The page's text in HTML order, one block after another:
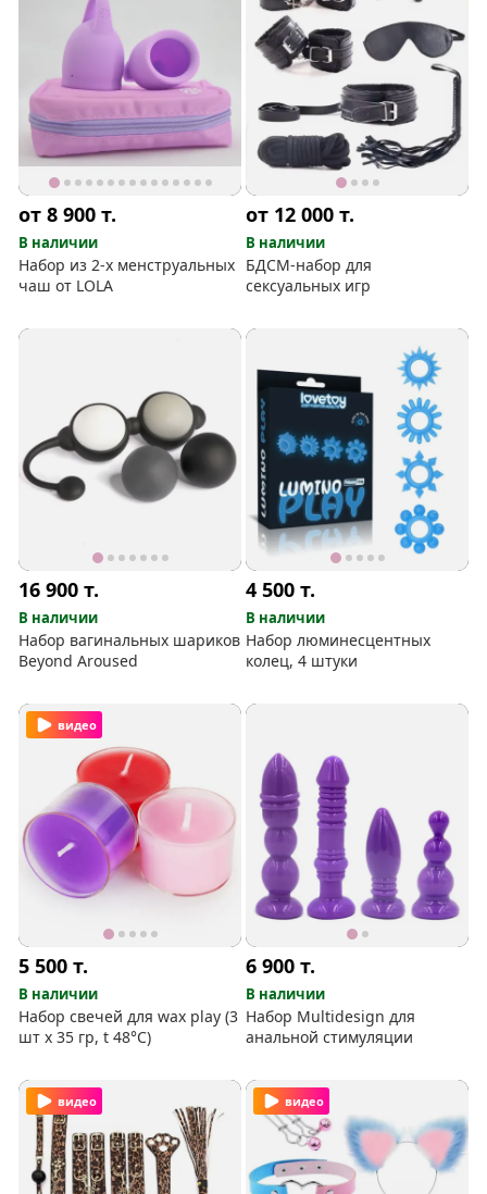
от 8 900т.
В наличии
Набор из 2-х менструальных
чаш от LOLA
от 12 000т.
В наличии
БДСМ-набор для
сексуальных игр
16 900т.
В наличии
Набор вагинальных шариков
Beyond Aroused
4 500т.
В наличии
Набор люминесцентных
колец, 4 штуки
видео
5 500т.
В наличии
Набор свечей для wax play (3
шт х 35 гр, t 48°C)
6 900т.
В наличии
Набор Multidesign для
анальной стимуляции
видео видео